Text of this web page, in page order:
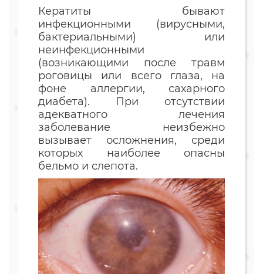
Кератиты бывают
инфекционными (вирусными,
бактериальными) или
неинфекционными
(возникающими после травм
роговицы или всего глаза, на
фоне аллергии, сахарного
диабета). При отсутствии
адекватного лечения
заболевание неизбежно
вызывает осложнения, среди
которых наиболее опасны
бельмо и слепота.